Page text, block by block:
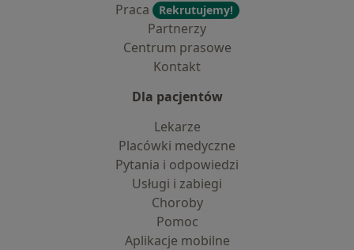
Praca
Rekrutujemy!
Partnerzy
Centrum prasowe
Kontakt
Dla pacjentów
Lekarze
Placówki medyczne
Pytania i odpowiedzi
Usługi i zabiegi
Choroby
Pomoc
Aplikacje mobilne